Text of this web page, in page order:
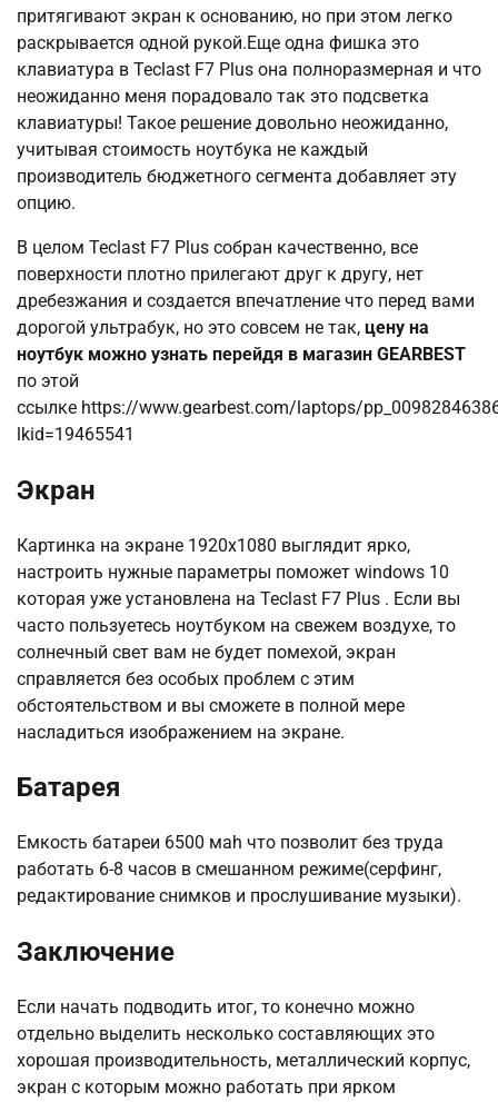
притягивают экран к основанию, но при этом легко
раскрывается одной рукой.Еще одна фишка это
клавиатура в Teclast F7 Plus она полноразмерная и что
неожиданно меня порадовало так это подсветка
клавиатуры! Такое решение довольно неожиданно,
учитывая стоимость ноутбука не каждый
производитель бюджетного сегмента добавляет эту
опцию.
В целом Teclast F7 Plus собран качественно, все
поверхности плотно прилегают друг к другу, нет
дребезжания и создается впечатление что перед вами
дорогой ультрабук, но это совсем не так, цену на
ноутбук можно узнать перейдя в магазин GEARBEST
по этой
ссылке https://www.gearbest.com/laptops/
lkid=19465541
Экран
Картинка на экране 1920х1080 выглядит ярко,
настроить нужные параметры поможет windows 10
которая уже установлена на Teclast F7 Plus . Если вы
часто пользуетесь ноутбуком на свежем воздухе, то
солнечный свет вам не будет помехой, экран
справляется без особых проблем с этим
обстоятельством и вы сможете в полной мере
насладиться изображением на экране.
Батарея
Емкость батареи 6500 маh что позволит без труда
работать 6-8 часов в смешанном режиме(серфинг,
редактирование снимков и прослушивание музыки).
Заключение
Если начать подводить итог, то конечно можно
отдельно выделить несколько составляющих это
хорошая производительность, металлический корпус,
экран с которым можно работать при ярком